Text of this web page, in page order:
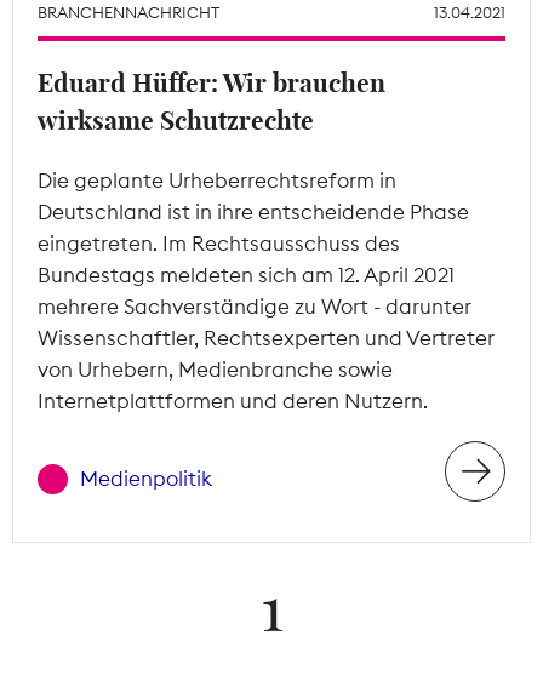
BRANCHENNACHRICHT 13.04.2021
Eduard Hüffer: Wir brauchen
wirksame Schutzrechte
Die geplante Urheberrechtsreform in
Deutschland ist in ihre entscheidende Phase
eingetreten. Im Rechtsausschuss des
Bundestags meldeten sich am 12. April 2021
mehrere Sachverständige zu Wort - darunter
Wissenschaftler, Rechtsexperten und Vertreter
von Urhebern, Medienbranche sowie
Internetplattformen und deren Nutzern.
Medienpolitik
1